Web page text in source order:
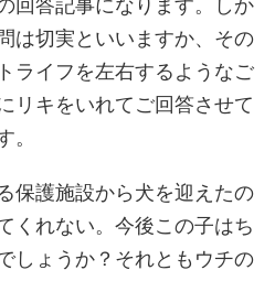
回答記事になります。しか
は切実といいますか、その
ライフを左右するようなご
リキをいれてご回答させて
。
保護施設から犬を迎えたの
くれない。今後この子はち
しょうか？それともウチの